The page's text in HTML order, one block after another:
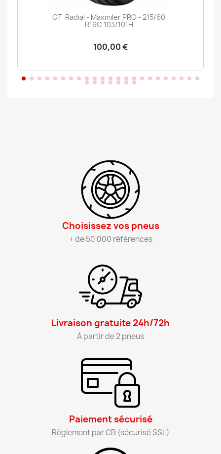
GT-Radial - Maxmiler PRO - 215/60
R16C 103/101H
100,00 €
Choisissez vos pneus​
+ de 50 000 références
Livraison gratuite 24h/72h​
À partir de 2 pneus​
Paiement sécurisé​
Règlement par CB (sécurisé SSL)​